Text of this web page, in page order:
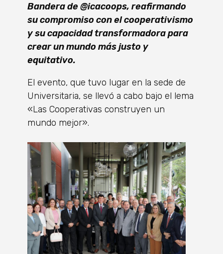
Bandera de @icacoops, reafirmando
su compromiso con el cooperativismo
y su capacidad transformadora para
crear un mundo más justo y
equitativo.
El evento, que tuvo lugar en la sede de
Universitaria, se llevó a cabo bajo el lema
«Las Cooperativas construyen un
mundo mejor».